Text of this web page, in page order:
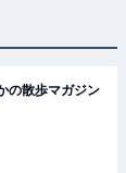
の散歩マガジン